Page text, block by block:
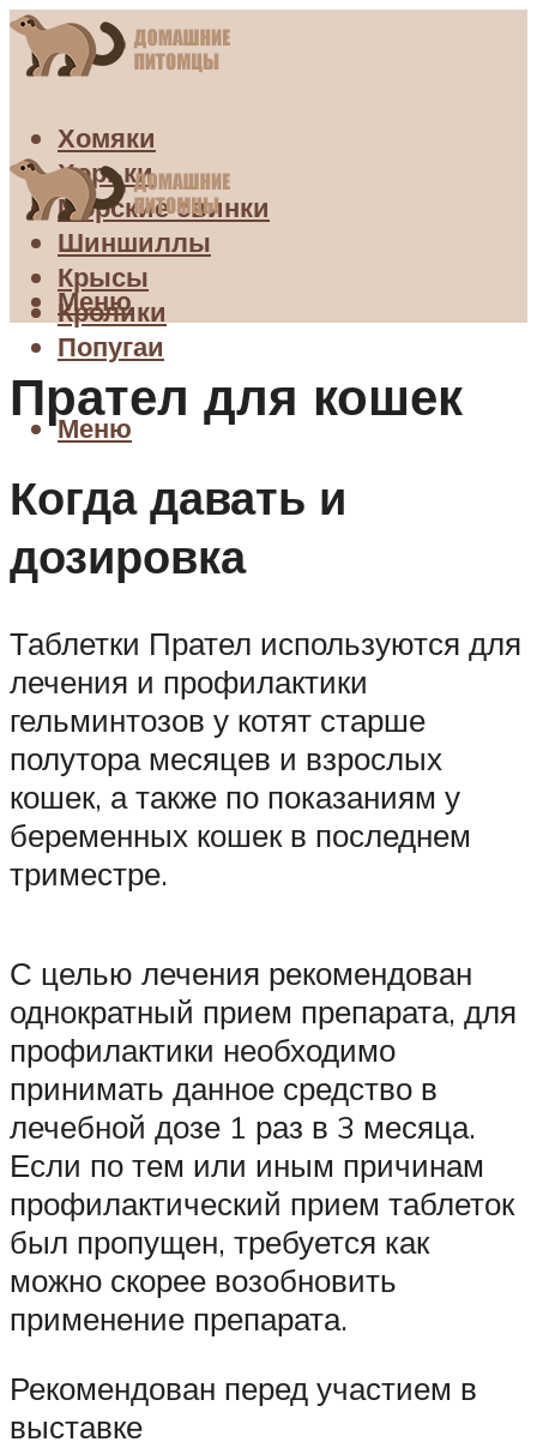
Хомяки
Хорьки
Морские свинки
Шиншиллы
Крысы
Кролики
Попугаи
Меню
Меню
Прател для кошек
Когда давать и
дозировка
Таблетки Прател используются для
лечения и профилактики
гельминтозов у котят старше
полутора месяцев и взрослых
кошек, а также по показаниям у
беременных кошек в последнем
триместре.
С целью лечения рекомендован
однократный прием препарата, для
профилактики необходимо
принимать данное средство в
лечебной дозе 1 раз в 3 месяца.
Если по тем или иным причинам
профилактический прием таблеток
был пропущен, требуется как
можно скорее возобновить
применение препарата.
Рекомендован перед участием в
выставке